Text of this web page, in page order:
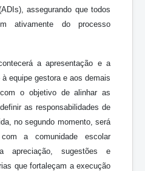
assegurando que todos
ativamente do processo
a apresentação e a
equipe gestora e aos demais
o objetivo de alinhar as
as responsabilidades de
no segundo momento, será
a comunidade escolar
apreciação, sugestões e
que fortaleçam a execução